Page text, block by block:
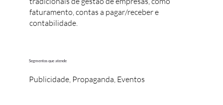
faturamento, contas a pagar/receber e
contabilidade.
Segmentos que atende
Publicidade, Propaganda, Eventos